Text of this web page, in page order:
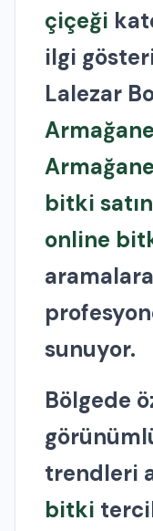
çiçeği
ilgi
Lalezar
bitki
online
sunuyor.
Bölgede
trendleri
bitki